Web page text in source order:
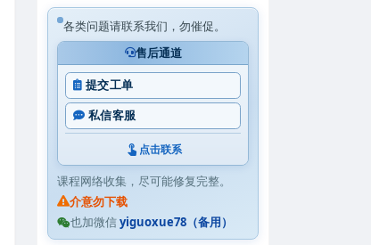
各类问题请联系我们，勿催促。
售后通道
提交工单
私信客服
点击联系
课程网络收集，尽可能修复完整。
介意勿下载
也加微信yiguoxue78（备用）